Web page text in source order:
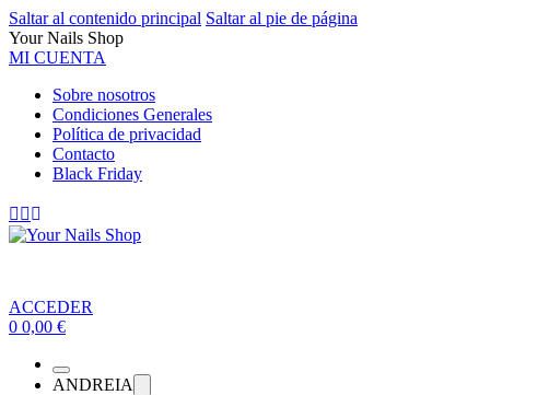
Saltar al contenido principal Saltar al pie de página
Your Nails Shop
MI CUENTA
Sobre nosotros
Condiciones Generales
Política de privacidad
Contacto
Black Friday
ACCEDER
0 0,00 €
ANDREIA